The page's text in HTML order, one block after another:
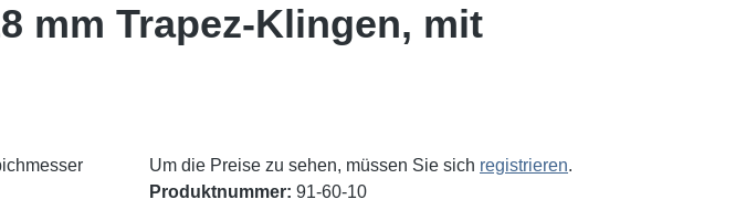
mm Trapez-Klingen, mit
Um die Preise zu sehen, müssen Sie sich registrieren.
Produktnummer: 91-60-10